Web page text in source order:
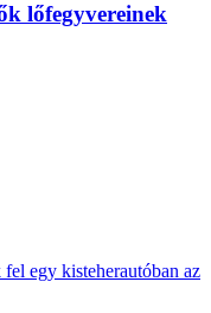
lőfegyvereinek